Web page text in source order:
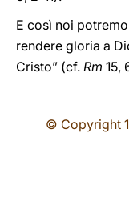
E così noi
rendere gloria a
Cristo” (cf. Rm 15,
© Copyright